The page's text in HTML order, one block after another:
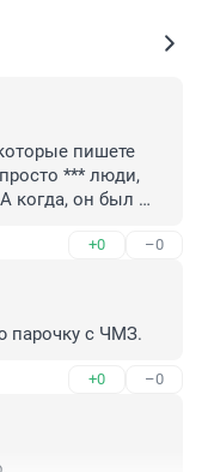
пишете
*** люди,
когда, он был
знали. Поэтому
людей в тюрьму,
Дубровскому и
бы не сняли с
+0 –0
парочку с ЧМЗ.
+0 –0